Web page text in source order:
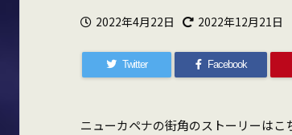
2022年4月22日 2022年12月21日
Twitter Facebook
ニューカペナの街角のストーリーはこ